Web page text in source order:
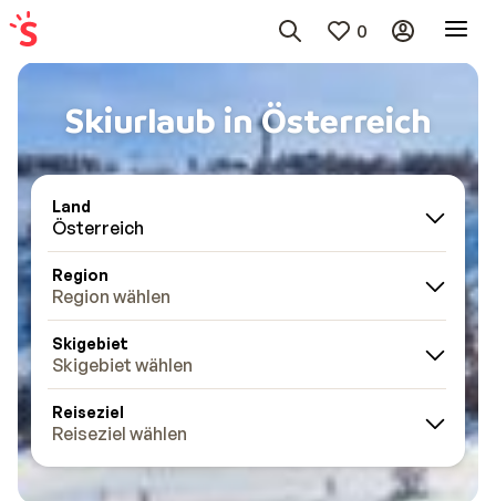
0
Skiurlaub in Österreich
Land
Österreich
Region
Region wählen
Skigebiet
Skigebiet wählen
Reiseziel
Reiseziel wählen